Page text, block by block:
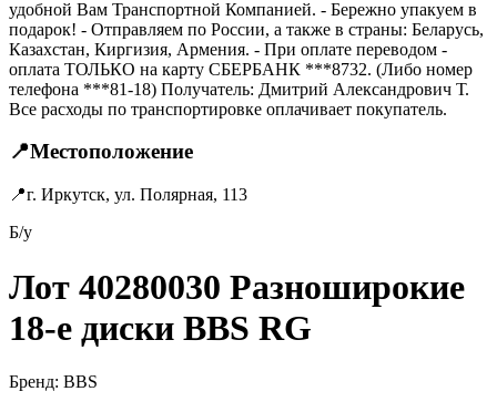
удобной Вам Транспортной Компанией. - Бережно упакуем в
подарок! - Отправляем по России, а также в страны: Беларусь,
Казахстан, Киргизия, Армения. - При оплате переводом -
оплата ТОЛЬКО на карту СБЕРБАНК ***8732. (Либо номер
телефона ***81-18) Получатель: Дмитрий Александрович Т.
Все расходы по транспортировке оплачивает покупатель.
📍Местоположение
📍г. Иркутск, ул. Полярная, 113
Б/у
Лот 40280030 Разноширокие
18-е диски BBS RG
Бренд: BBS